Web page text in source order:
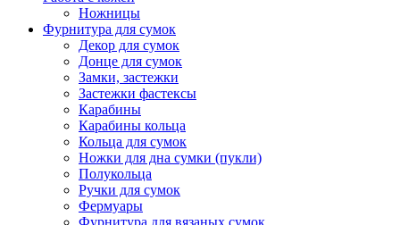
Ножницы
Фурнитура для сумок
Декор для сумок
Донце для сумок
Замки, застежки
Застежки фастексы
Карабины
Карабины кольца
Кольца для сумок
Ножки для дна сумки (пукли)
Полукольца
Ручки для сумок
Фермуары
Фурнитура для вязаных сумок